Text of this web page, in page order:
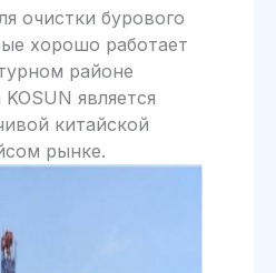
очистки бурового
хорошо работает
районе
является
китайской
рынке.